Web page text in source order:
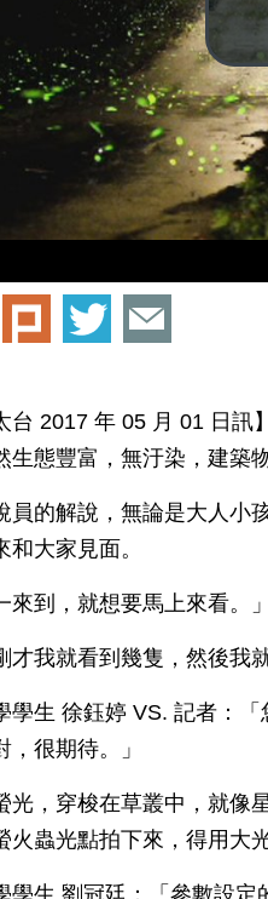
台 2017 年 05 月 01 日
生態豐富，無汙染，建築
員的解說，無論是大人小
和大家見面。
來到，就想要馬上來看。」
才我就看到幾隻，然後我
學生 徐鈺婷 VS. 記者：
很期待。」
光，穿梭在草叢中，就像
火蟲光點拍下來，得用大